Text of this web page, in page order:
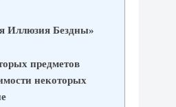
Иллюзия Бездны»
предметов
некоторых